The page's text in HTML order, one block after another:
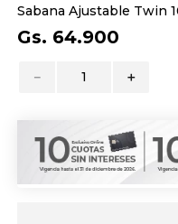
Sabana Ajustable Twin
Gs. 64.900
＋
－
9.
hydrate